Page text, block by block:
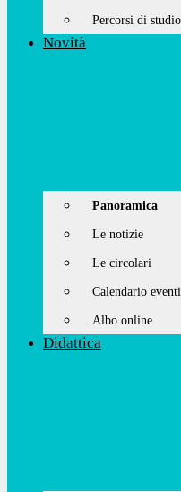
Percorsi di studio
Novità
Panoramica
Le notizie
Le circolari
Calendario eventi
Albo online
Didattica